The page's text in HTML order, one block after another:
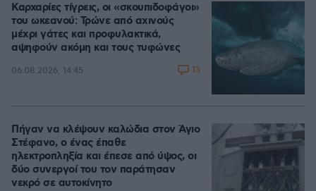
Καρχαρίες τίγρεις, οι «σκουπιδοφάγοι»
του ωκεανού: Τρώνε από αχινούς
μέχρι γάτες και προφυλακτικά,
αψηφούν ακόμη και τους τυφώνες
06.08.2026, 14:45 13
Πήγαν να κλέψουν καλώδια στον Άγιο
Στέφανο, ο ένας έπαθε
ηλεκτροπληξία και έπεσε από ύψος, οι
δύο συνεργοί του τον παράτησαν
νεκρό σε αυτοκίνητο